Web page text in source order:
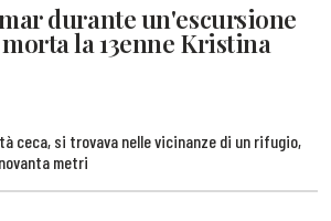
durante un'escursione
la 13enne Kristina
ceca, si trovava nelle vicinanze di un rifugio,
metri